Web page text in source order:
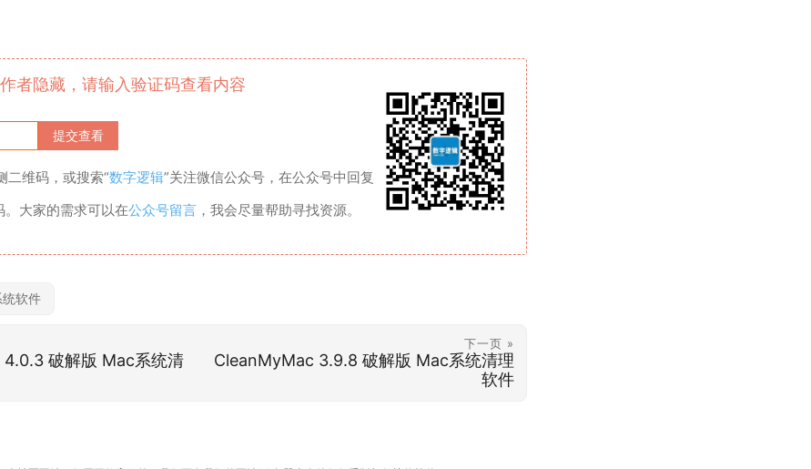
者隐藏，请输入验证码查看内容
二维码，或搜索“数字逻辑”关注微信公众号，在公众号中回复
。大家的需求可以在公众号留言 ，我会尽量帮助寻找资源。
统软件
破解版 Mac系统清
下一页 »
CleanMyMac 3.9.8 破解版 Mac系统清理
软件